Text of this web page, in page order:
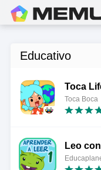
Educativo
Toca
Toca Boca
Leo